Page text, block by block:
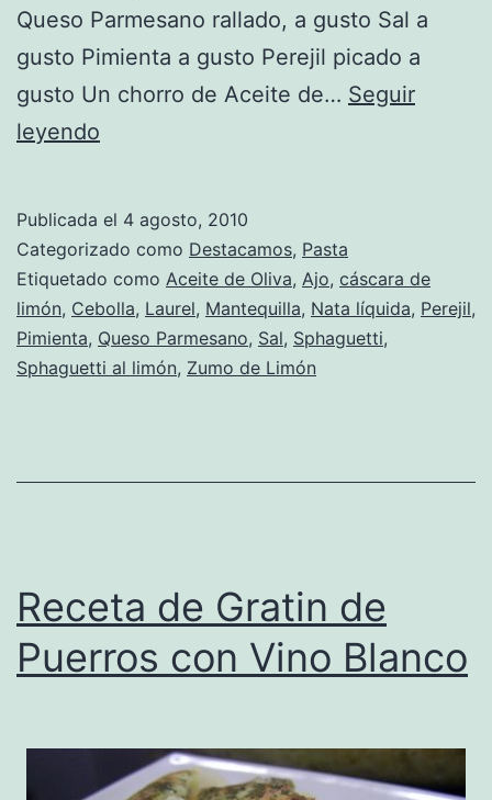
Queso Parmesano rallado, a gusto Sal a
gusto Pimienta a gusto Perejil picado a
gusto Un chorro de Aceite de… Seguir
leyendo
al
limón
Publicada el 4 agosto, 2010
Categorizado como Destacamos, Pasta
Etiquetado como Aceite de Oliva, Ajo, cáscara de
limón, Cebolla, Laurel, Mantequilla, Nata líquida, Perejil,
Pimienta, Queso Parmesano, Sal, Sphaguetti,
Sphaguetti al limón, Zumo de Limón
Receta de Gratin de
Puerros con Vino Blanco